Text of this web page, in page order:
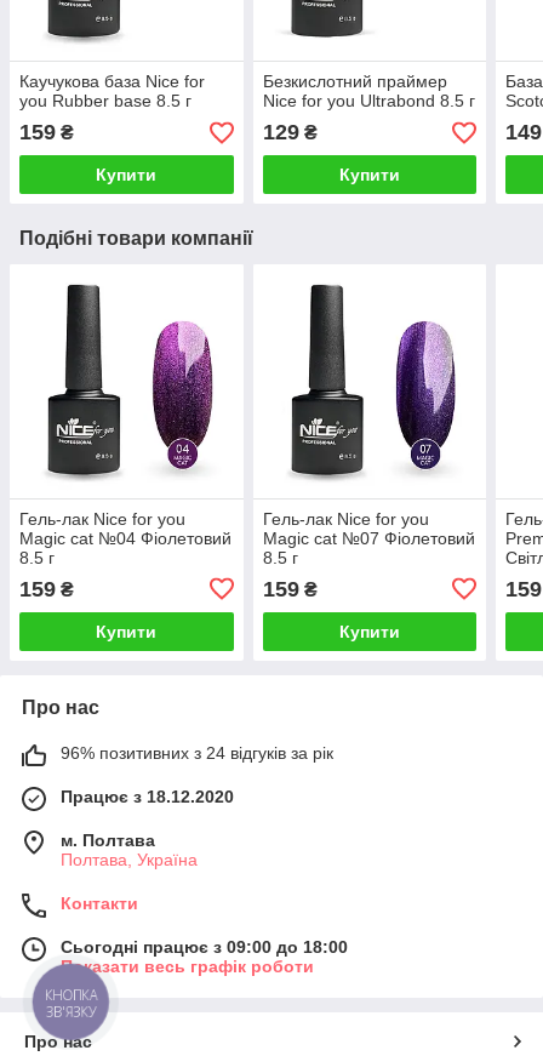
Каучукова база Nice for
you Rubber base 8.5 г
159 ₴
Купити
Безкислотний праймер
Nice for you Ultrabond 8.5 г
129₴
Купити
149
Подібні товари компанії
Гель-лак Nice for you
Magic cat №04 Фіолетовий
8.5 г
159 ₴
Купити
Гель-лак Nice for you
Magic cat №07 Фіолетовий
8.5 г
159₴
Купити
159
Про нас
96% позитивних з 24 відгуків за рік
Працює з 18.12.2020
м. Полтава
Полтава, Україна
Контакти
Сьогодні працює з 09:00 до 18:00
Показати весь графік роботи
Про нас
КНОПКА
ЗВ'ЯЗКУ